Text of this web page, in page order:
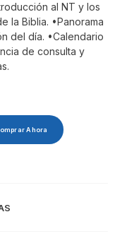
al NT y los
la Biblia. •Panorama
del día. •Calendario
de consulta y
Ahora